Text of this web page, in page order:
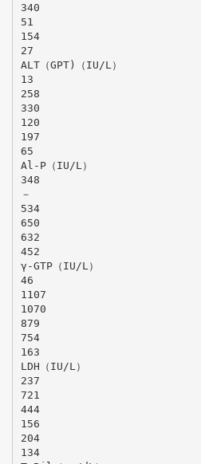
340
51
154
27
ALT（GPT)（IU/L）
13
258
330
120
197
65
Al-P（IU/L）
348
－
534
650
632
452
γ-GTP（IU/L）
46
1107
1070
879
754
163
LDH（IU/L）
237
721
444
156
204
134